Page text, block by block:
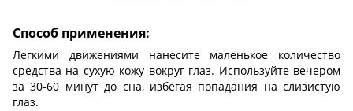
Способ применения:
Легкими движениями нанесите маленькое количество
средства на сухую кожу вокруг глаз. Используйте вечером
за 30-60 минут до сна, избегая попадания на слизистую
глаз.